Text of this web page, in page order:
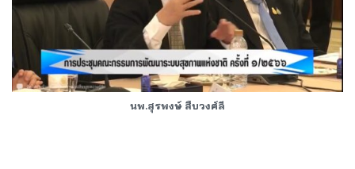
นพ.สุรพงษ์ สืบวงศ์ลี